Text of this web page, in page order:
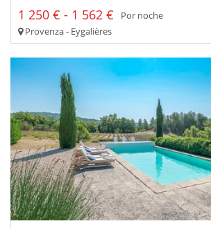
1 250 € - 1 562 €
Por noche
Provenza - Eygalières